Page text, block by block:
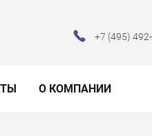
+7 (495)
О КОМПАНИИ